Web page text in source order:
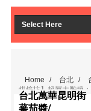
Home / 台北 /
烘焙坊】超屌大雕燒
台北萬華昆明街
蕃茄醬/